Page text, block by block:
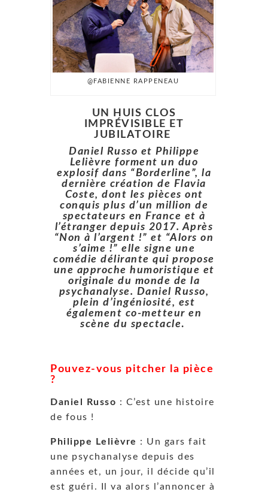
@FABIENNE RAPPENEAU
UN HUIS CLOS
IMPRÉVISIBLE ET
JUBILATOIRE
Daniel Russo et Philippe
Lelièvre forment un duo
explosif dans “Borderline”, la
dernière création de Flavia
Coste, dont les pièces ont
conquis plus d’un million de
spectateurs en France et à
l’étranger depuis 2017. Après
“Non à l’argent !” et “Alors on
s’aime !” elle signe une
comédie délirante qui propose
une approche humoristique et
originale du monde de la
psychanalyse. Daniel Russo,
plein d’ingéniosité, est
également co-metteur en
scène du spectacle.
Pouvez-vous pitcher la pièce
?
Daniel Russo : C’est une histoire
de fous !
Philippe Lelièvre : Un gars fait
une psychanalyse depuis des
années et, un jour, il décide qu’il
est guéri. Il va alors l’annoncer à